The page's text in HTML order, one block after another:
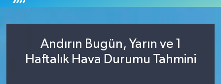
Andırın Bugün, Yarın ve 1
Haftalık Hava Durumu Tahmini
İzmir
Sağlık
İzmir Trafik Yoğunluk Haritası
Süper Lig Puan Durumu ve Fikstür